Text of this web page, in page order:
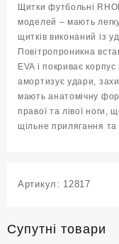
Щитки футбольні
моделей – мають
щитків виконаний із
Повітропроникна
EVA і покриває
амортизує удари,
мають анатомічну
правої та лівої ноги,
щільне прилягання та
Артикул: 12817
Супутні товари